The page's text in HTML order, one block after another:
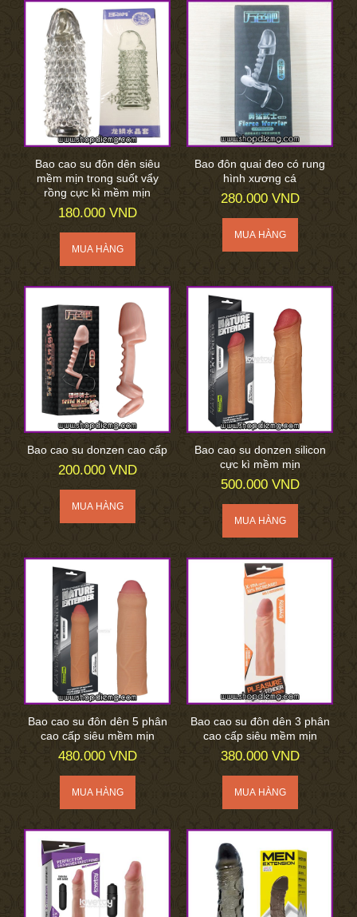
Bao cao su đôn dên siêu
mềm mịn trong suốt vẩy
rồng cực kì mềm mịn
180.000 VND
Bao đôn quai đeo có rung
hình xương cá
280.000 VND
Bao cao su donzen cao cấp
200.000 VND
Bao cao su donzen silicon
cực kì mềm mịn
500.000 VND
Bao cao su đôn dên 5 phân
cao cấp siêu mềm mịn
480.000 VND
Bao cao su đôn dên 3 phân
cao cấp siêu mềm mịn
380.000 VND